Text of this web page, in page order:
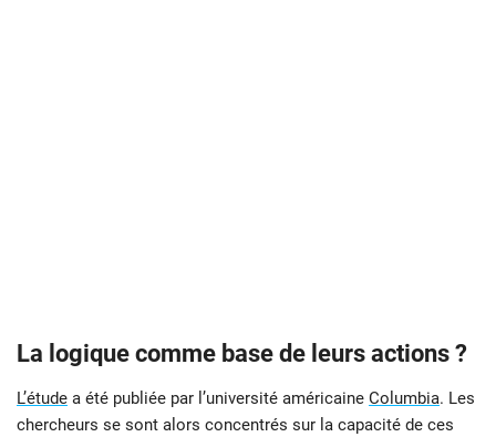
La logique comme base de leurs actions ?
L’étude a été publiée par l’université américaine Columbia. Les
chercheurs se sont alors concentrés sur la capacité de ces